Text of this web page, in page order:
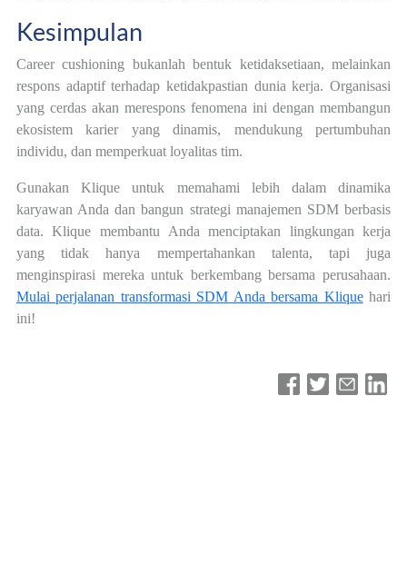
Kesimpulan
Career cushioning bukanlah bentuk ketidaksetiaan, melainkan
respons adaptif terhadap ketidakpastian dunia kerja. Organisasi
yang cerdas akan merespons fenomena ini dengan membangun
ekosistem karier yang dinamis, mendukung pertumbuhan
individu, dan memperkuat loyalitas tim.
Gunakan Klique untuk memahami lebih dalam dinamika
karyawan Anda dan bangun strategi manajemen SDM berbasis
data. Klique membantu Anda menciptakan lingkungan kerja
yang tidak hanya mempertahankan talenta, tapi juga
menginspirasi mereka untuk berkembang bersama perusahaan.
Mulai perjalanan transformasi SDM Anda bersama Kliquehari
ini!